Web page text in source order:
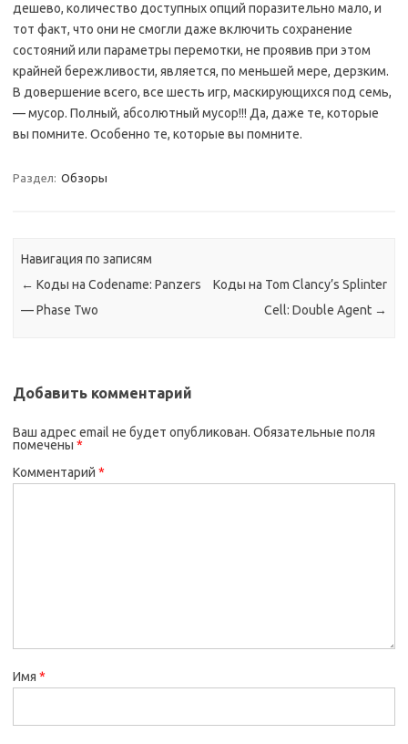
дешево, количество доступных опций поразительно мало, и
тот факт, что они не смогли даже включить сохранение
состояний или параметры перемотки, не проявив при этом
крайней бережливости, является, по меньшей мере, дерзким.
В довершение всего, все шесть игр, маскирующихся под семь,
— мусор. Полный, абсолютный мусор!!! Да, даже те, которые
вы помните. Особенно те, которые вы помните.
Раздел: Обзоры
Навигация по записям
← Коды на Codename: Panzers
— Phase Two
Коды на Tom Clancy’s Splinter
Cell: Double Agent →
Добавить комментарий
Ваш адрес email не будет опубликован. Обязательные поля
помечены *
Комментарий *
Имя *